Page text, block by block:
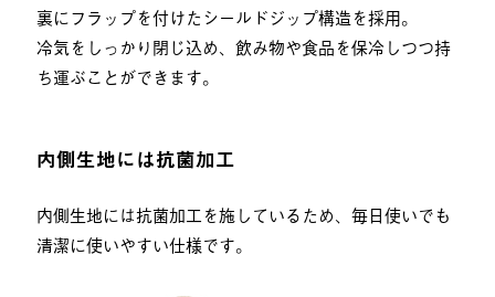
裏にフラップを付けたシールドジップ構造を採用。
冷気をしっかり閉じ込め、飲み物や食品を保冷しつつ持
ち運ぶことができます。
内側生地には抗菌加工
内側生地には抗菌加工を施しているため、毎日使いでも
清潔に使いやすい仕様です。